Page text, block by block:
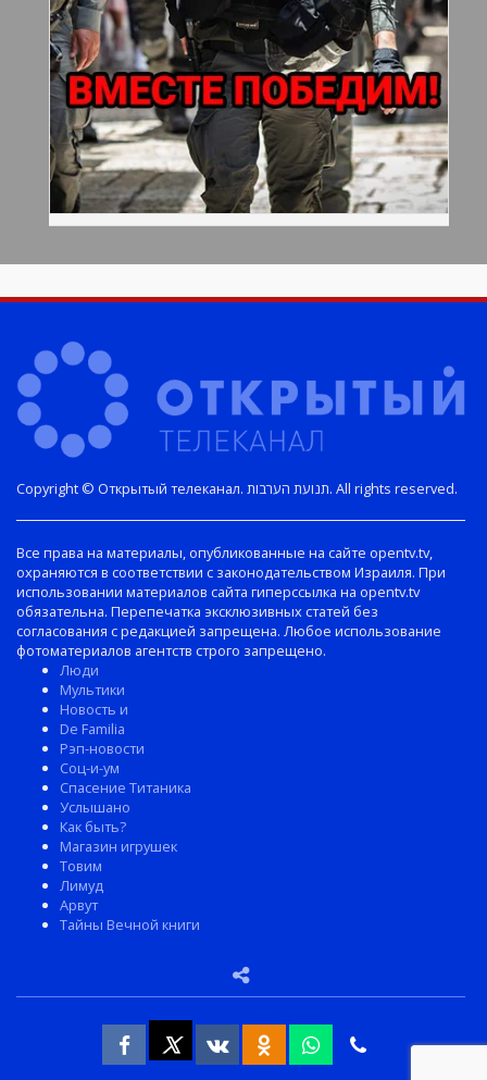
Copyright © Открытый телеканал. תנועת הערבות. All rights reserved.
Все права на материалы, опубликованные на сайте opentv.tv,
охраняются в соответствии с законодательством Израиля. При
использовании материалов сайта гиперссылка на opentv.tv
обязательна. Перепечатка эксклюзивных статей без
согласования с редакцией запрещена. Любое использование
фотоматериалов агентств строго запрещено.
Люди
Мультики
Новость и
De Familia
Рэп-новости
Соц-и-ум
Спасение Титаника
Услышано
Как быть?
Магазин игрушек
Товим
Лимуд
Арвут
Тайны Вечной книги